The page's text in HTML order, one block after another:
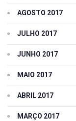
AGOSTO 2017
JULHO 2017
JUNHO 2017
MAIO 2017
ABRIL 2017
MARÇO 2017